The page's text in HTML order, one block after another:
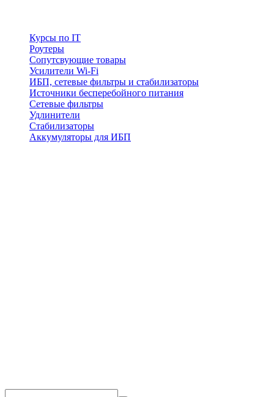
Курсы по IT
Роутеры
Сопутсвующие товары
Усилители Wi-Fi
ИБП, сетевые фильтры и стабилизаторы
Источники бесперебойного питания
Сетевые фильтры
Удлинители
Стабилизаторы
Аккумуляторы для ИБП